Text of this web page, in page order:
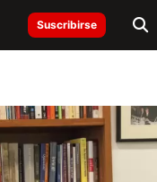
Suscribirse